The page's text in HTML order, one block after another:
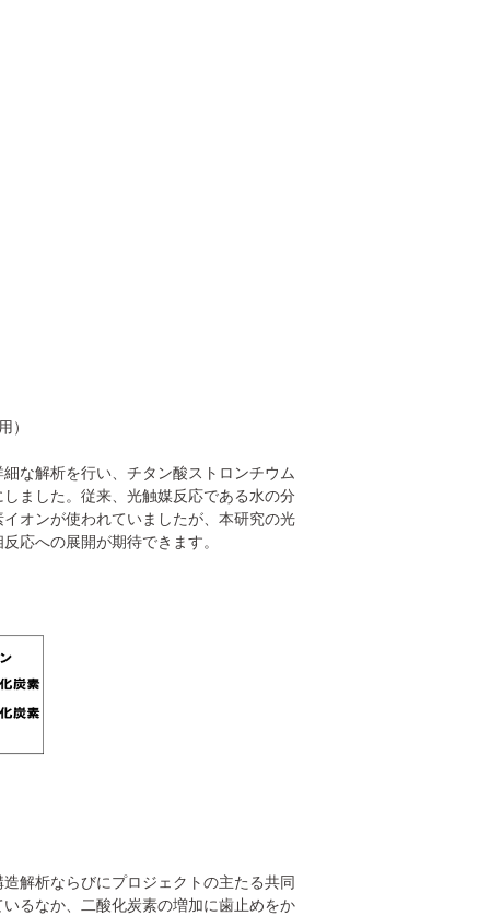
）
な解析を行い、チタン酸ストロンチウム
ました。従来、光触媒反応である水の分
オンが使われていましたが、本研究の光
応への展開が期待できます。
解析ならびにプロジェクトの主たる共同
るなか、二酸化炭素の増加に歯止めをか